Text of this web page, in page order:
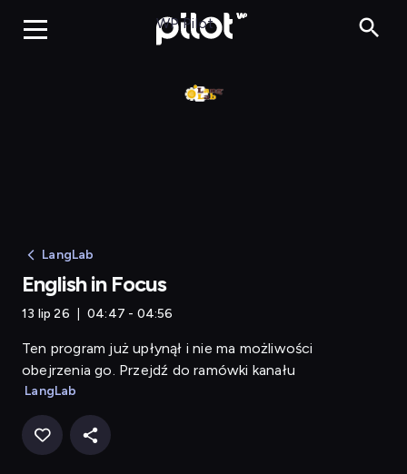
English in Focus
WP Pilot
LangLab
English in Focus
13 lip 26 04:47 - 04:56
Ten program już upłynął i nie ma możliwości
obejrzenia go. Przejdź do ramówki kanału
LangLab